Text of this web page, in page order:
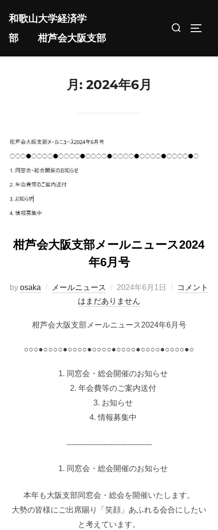
和歌山大学経済学
部 柑芦会大阪支部
検
月: 2024年6月
柑芦会大阪支部メールニュース2024
年6月号
by osaka メールニュース
投
稿
2024年6月1日
コメント
はまだありません
柑芦会大阪支部メールニュース2024年6月号
○○○●○○○○●○○○○●○○○○●○○○○●○○○○●○○○○●○
同窓会・総会開催のお知らせ
年会費等のご案内送付
お知らせ
情報募集中
‐‐‐‐‐‐‐‐‐‐‐‐‐‐‐‐‐‐‐‐‐‐‐‐‐‐‐‐‐‐‐‐‐‐‐
同窓会・総会開催のお知らせ
本年も大阪支部同窓会・総会を開催いたします。
大勢の皆様にご出席賜り「笑顔」あふれる会合にしたい
と考えています。